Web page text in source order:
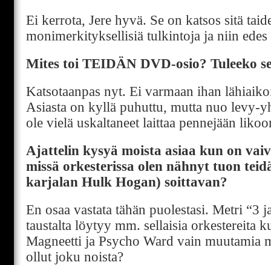
Ei kerrota, Jere hyvä. Se on katsos sitä
monimerkityksellisiä tulkintoja ja niin edes
Mites toi TEIDÄN DVD-osio? Tuleeko
Katsotaanpas nyt. Ei varmaan ihan
Asiasta on kyllä puhuttu, mutta nuo levy-
ole vielä uskaltaneet laittaa pennejään
Ajattelin kysyä moista asiaa kun on
missä orkesterissa olen nähnyt tuon
karjalan Hulk Hogan) soittavan?
En osaa vastata tähän puolestasi. Metri “3
taustalta löytyy mm. sellaisia orkestereita
Magneetti ja Psycho Ward vain muutamia
ollut joku noista?